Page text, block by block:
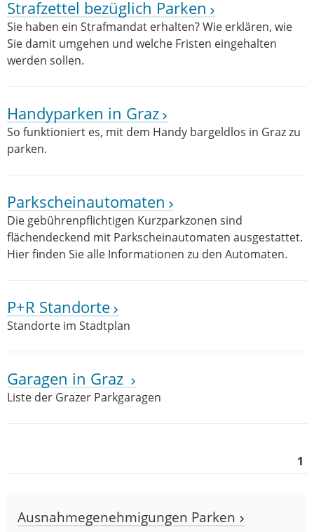
Strafzettel bezüglich Parken
Sie haben ein Strafmandat erhalten? Wie erklären, wie
Sie damit umgehen und welche Fristen eingehalten
werden sollen.
Handyparken in Graz
So funktioniert es, mit dem Handy bargeldlos in Graz zu
parken.
Parkscheinautomaten
Die gebührenpflichtigen Kurzparkzonen sind
flächendeckend mit Parkscheinautomaten ausgestattet.
Hier finden Sie alle Informationen zu den Automaten.
P+R Standorte
Standorte im Stadtplan
Garagen in Graz
Liste der Grazer Parkgaragen
1
Ausnahmegenehmigungen Parken